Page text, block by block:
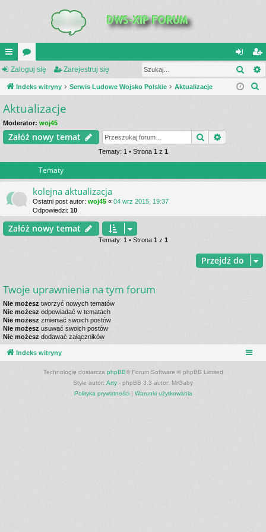
UI
C
K
_L
IN
or
a
al
og
ar
ej
Zaloguj się Zarejestruj się
Indeks witryny Serwis Ludowe Wojsko Polskie Aktualizacje
Aktualizacje
Moderator: woj45
Załóż nowy temat Szukaj
Tematy: 1 • Strona 1 z 1
Tematy
kolejna aktualizacja
Ostatni post autor: woj45 « 04 wrz 2015, 19:37
Odpowiedzi: 10
Załóż nowy temat
Tematy: 1 • Strona 1z 1
Przejdź do
Twoje uprawnienia na tym forum
Nie możesz tworzyć nowych tematów
Nie możesz odpowiadać w tematach
Nie możesz zmieniać swoich postów
Nie możesz usuwać swoich postów
Nie możesz dodawać załączników
Indeks witryny
Technologię dostarcza phpBB® Forum Software © phpBB Limited
Style autor: Arty - phpBB 3.3 autor: MrGaby
Polityka prywatności| Warunki użytkowania